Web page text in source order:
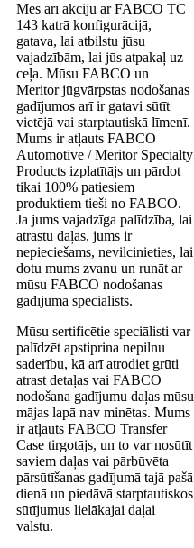
Mēs arī akciju ar FABCO TC
143 katrā konfigurācijā,
gatava, lai atbilstu jūsu
vajadzībām, lai jūs atpakaļ uz
ceļa. Mūsu FABCO un
Meritor jūgvārpstas nodošanas
gadījumos arī ir gatavi sūtīt
vietējā vai starptautiskā līmenī.
Mums ir atļauts FABCO
Automotive / Meritor Specialty
Products izplatītājs un pārdot
tikai 100% patiesiem
produktiem tieši no FABCO.
Ja jums vajadzīga palīdzība, lai
atrastu daļas, jums ir
nepieciešams, nevilcinieties, lai
dotu mums zvanu un runāt ar
mūsu FABCO nodošanas
gadījumā speciālists.
Mūsu sertificētie speciālisti var
palīdzēt apstiprina nepilnu
saderību, kā arī atrodiet grūti
atrast detaļas vai FABCO
nodošana gadījumu daļas mūsu
mājas lapā nav minētas. Mums
ir atļauts FABCO Transfer
Case tirgotājs, un to var nosūtīt
saviem daļas vai pārbūvēta
pārsūtīšanas gadījumā tajā pašā
dienā un piedāvā starptautiskos
sūtījumus lielākajai daļai
valstu.